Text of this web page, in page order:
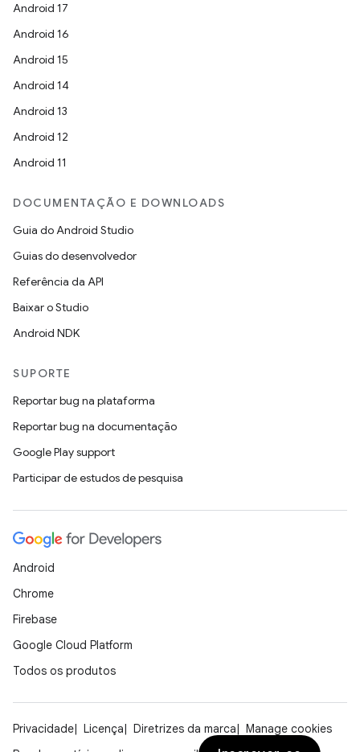
Android 17
Android 16
Android 15
Android 14
Android 13
Android 12
Android 11
DOCUMENTAÇÃO E DOWNLOADS
Guia do Android Studio
Guias do desenvolvedor
Referência da API
Baixar o Studio
Android NDK
SUPORTE
Reportar bug na plataforma
Reportar bug na documentação
Google Play support
Participar de estudos de pesquisa
Android
Chrome
Firebase
Google Cloud Platform
Todos os produtos
Privacidade Licença Diretrizes da marca
Manage cookies